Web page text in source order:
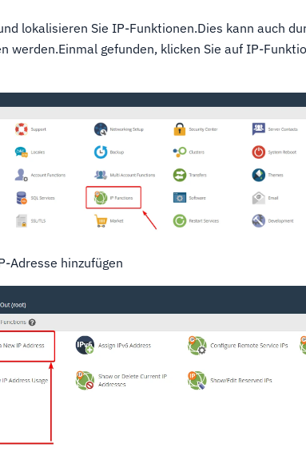
lokalisieren Sie IP-Funktionen.Dies kann auch
werden.Einmal gefunden, klicken Sie auf IP-
Adresse hinzufügen